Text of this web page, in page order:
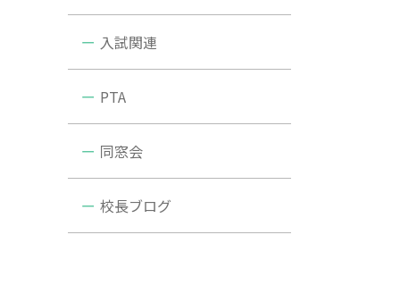
入試関連
PTA
同窓会
校長ブログ